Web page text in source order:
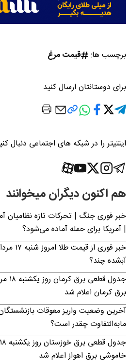
برچسب ها: قیمت مرغ
برای دوستانتان ارسال کنید
اینتیتر را در شبکه های اجتماعی دنبال
هم اکنون دیگران میخوانند
خبر فوری جنگ | تحرکات تازه نظامیان
| آمریکا برای حمله آماده می‌شود؟
آبشده چند؟
برق کرمان اعلام شد
آخرین وضعیت واریز معوقات
مابه‌التفاوت چقدر است؟
خاموشی برق اهواز اعلام شد